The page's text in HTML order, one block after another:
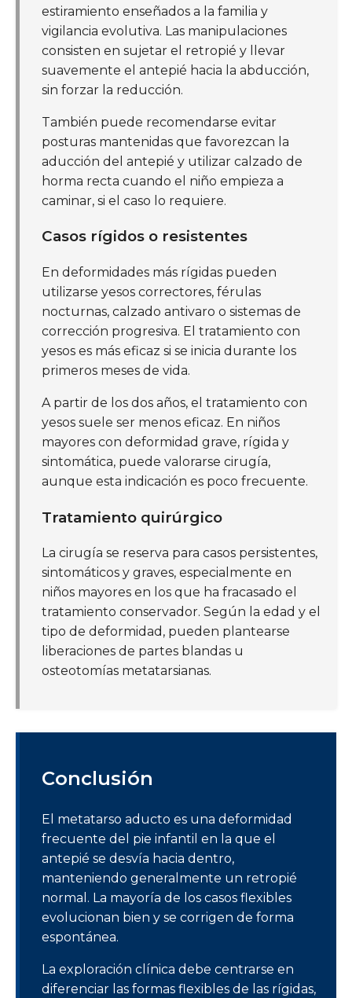
estiramiento enseñados a la familia y
vigilancia evolutiva. Las manipulaciones
consisten en sujetar el retropié y llevar
suavemente el antepié hacia la abducción,
sin forzar la reducción.
También puede recomendarse evitar
posturas mantenidas que favorezcan la
aducción del antepié y utilizar calzado de
horma recta cuando el niño empieza a
caminar, si el caso lo requiere.
Casos rígidos o resistentes
En deformidades más rígidas pueden
utilizarse yesos correctores, férulas
nocturnas, calzado antivaro o sistemas de
corrección progresiva. El tratamiento con
yesos es más eficaz si se inicia durante los
primeros meses de vida.
A partir de los dos años, el tratamiento con
yesos suele ser menos eficaz. En niños
mayores con deformidad grave, rígida y
sintomática, puede valorarse cirugía,
aunque esta indicación es poco frecuente.
Tratamiento quirúrgico
La cirugía se reserva para casos persistentes,
sintomáticos y graves, especialmente en
niños mayores en los que ha fracasado el
tratamiento conservador. Según la edad y el
tipo de deformidad, pueden plantearse
liberaciones de partes blandas u
osteotomías metatarsianas.
Conclusión
El metatarso aducto es una deformidad
frecuente del pie infantil en la que el
antepié se desvía hacia dentro,
manteniendo generalmente un retropié
normal. La mayoría de los casos flexibles
evolucionan bien y se corrigen de forma
espontánea.
La exploración clínica debe centrarse en
diferenciar las formas flexibles de las rígidas,